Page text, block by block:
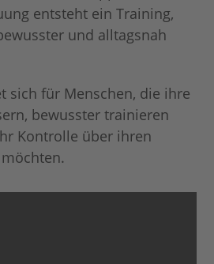
entsteht ein Training,
und alltagsnah
sich für Menschen, die ihre
bewusster trainieren
Kontrolle über ihren